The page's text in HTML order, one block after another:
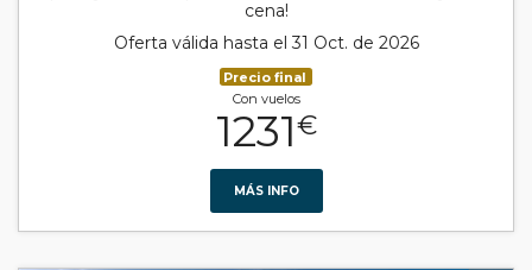
cena!
Oferta válida hasta el 31 Oct. de 2026
Precio final
Con vuelos
1231€
MÁS INFO